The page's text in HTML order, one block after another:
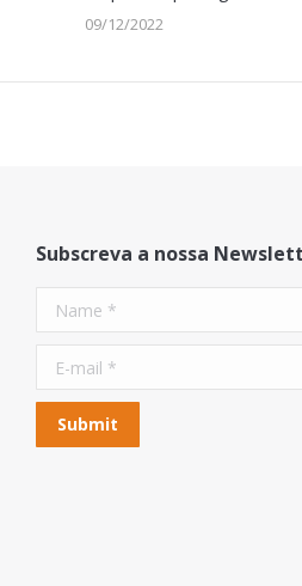
09/12/2022
Subscreva a nossa
Name *
E-mail *
Submit